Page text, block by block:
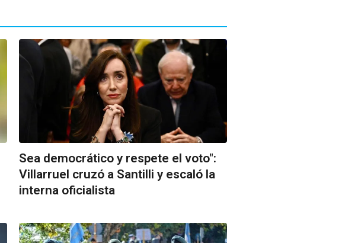
Sea democrático y respete el voto":
Villarruel cruzó a Santilli y escaló la
interna oficialista